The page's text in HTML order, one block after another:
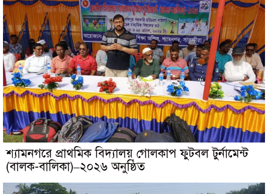
শ্যামনগরে প্রাথমিক বিদ্যালয় গোলকাপ ফুটবল টুর্নামেন্ট
(বালক-বালিকা)–২০২৬ অনুষ্ঠিত